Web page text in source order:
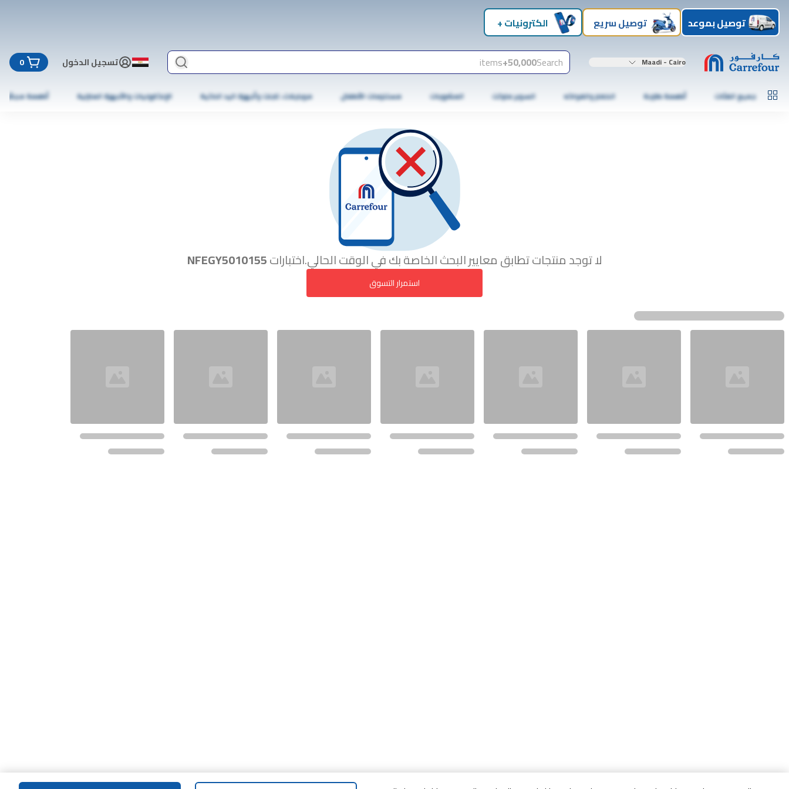
توصيل بموعد توصيل سريع الكترونيات +
Maadi - Cairo
Search
50,000+
items تسجيل الدخول 0
جميع الفئات أطعمة طازجة الخضار والفواكه السوبر ماركت المشروبات مستلزمات الأطفال موبايلات، تابلت وأجهزة اليد الذكية الإلكترونيات والأجهزة المنزلية أطعمة مجمّدة
لا توجد منتجات تطابق معايير البحث الخاصة بك في الوقت الحالي.اختباراتNFEGY5010155
استمرار التسوق